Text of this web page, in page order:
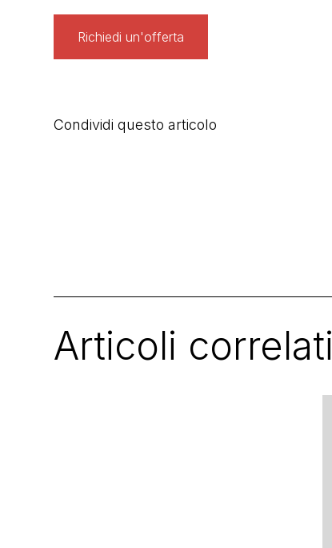
Richiedi un'offerta
Condividi questo articolo
Articoli correlati